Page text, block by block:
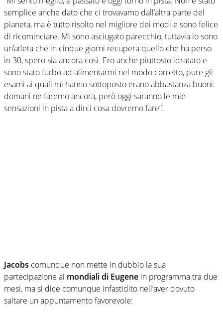
semplice anche dato che ci trovavamo dall’altra parte del
pianeta, ma è tutto risolto nel migliore dei modi e sono felice
di ricominciare. Mi sono asciugato parecchio, tuttavia io sono
un’atleta che in cinque giorni recupera quello che ha perso
in 30, spero sia ancora così. Ero anche piuttosto idratato e
sono stato furbo ad alimentarmi nel modo corretto, pure gli
esami ai quali mi hanno sottoposto erano abbastanza buoni:
domani ne faremo ancora, però oggi saranno le mie
sensazioni in pista a dirci cosa dovremo fare”.
Jacobs comunque non mette in dubbio la sua
partecipazione ai mondiali di Eugene in programma tra due
mesi, ma si dice comunque infastidito nell’aver dovuto
saltare un appuntamento favorevole: